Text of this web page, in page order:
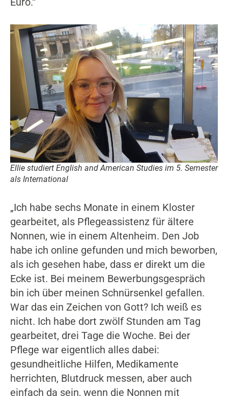
Ellie studiert English and American Studies im 5. Semester
als International
„Ich habe sechs Monate in einem Kloster
gearbeitet, als Pflegeassistenz für ältere
Nonnen, wie in einem Altenheim. Den Job
habe ich online gefunden und mich beworben,
als ich gesehen habe, dass er direkt um die
Ecke ist. Bei meinem Bewerbungsgespräch
bin ich über meinen Schnürsenkel gefallen.
War das ein Zeichen von Gott? Ich weiß es
nicht. Ich habe dort zwölf Stunden am Tag
gearbeitet, drei Tage die Woche. Bei der
Pflege war eigentlich alles dabei:
gesundheitliche Hilfen, Medikamente
herrichten, Blutdruck messen, aber auch
einfach da sein, wenn die Nonnen mit